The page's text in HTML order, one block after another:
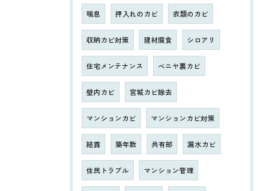
喘息 押入れのカビ 衣類のカビ
収納カビ対策 建材腐食 シロアリ
住宅メンテナンス ベニヤ裏カビ
壁内カビ 宮城カビ除去
マンションカビ マンションカビ対策
結露 築年数 共有部 漏水カビ
住民トラブル マンション管理